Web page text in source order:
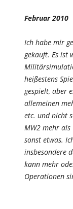
Februar 2010
Ich habe mir
gekauft. Es ist
heißestens
gespielt, aber
allemeinen
etc. und nicht
MW2 mehr
sonst etwas.
insbesondere
kann mehr
Operationen